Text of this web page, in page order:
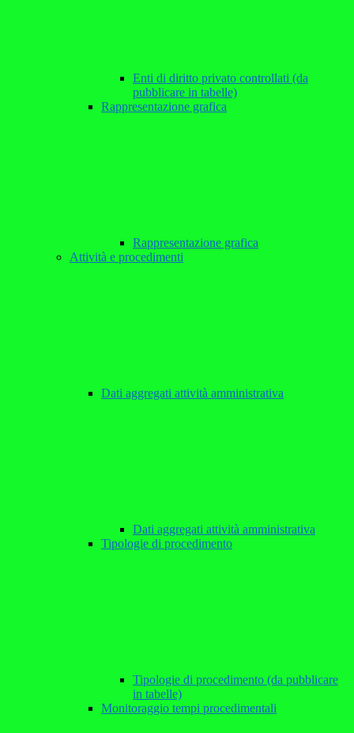
Enti di diritto privato controllati (da
pubblicare in tabelle)
Rappresentazione grafica
Rappresentazione grafica
Attività e procedimenti
Dati aggregati attività amministrativa
Dati aggregati attività amministrativa
Tipologie di procedimento
Tipologie di procedimento (da pubblicare
in tabelle)
Monitoraggio tempi procedimentali